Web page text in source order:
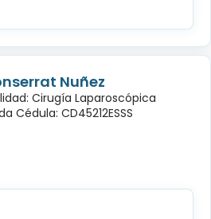
Nuñez
Cirugía Laparoscópica
Cédula: CD45212ESSS